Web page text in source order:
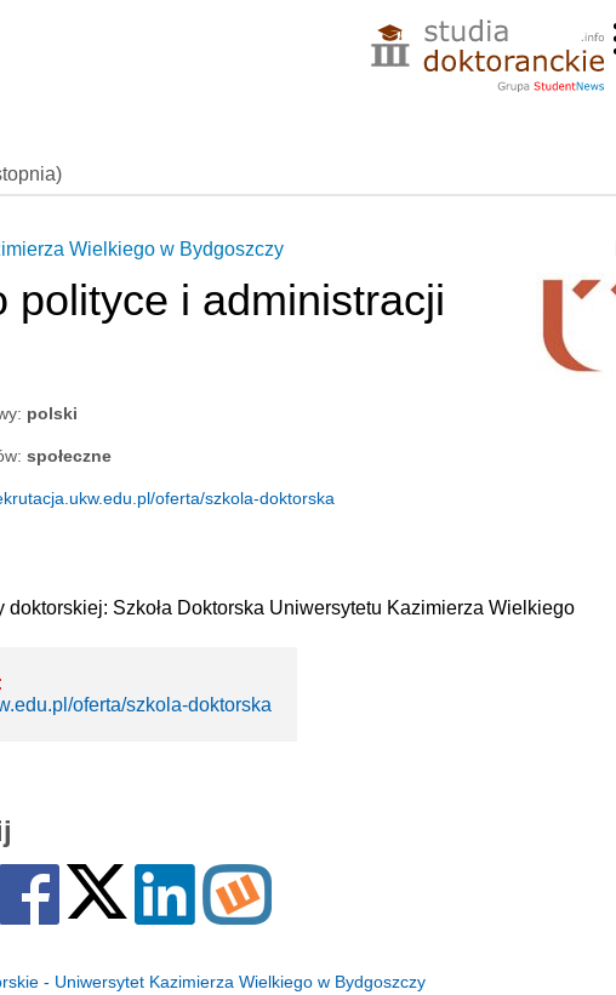
Wielkiego w Bydgoszczy
polityce i administracji
polski
społeczne
oferta/szkola-doktorska
doktorskiej: Szkoła Doktorska Uniwersytetu Kazimierza Wielkiego
oferta/szkola-doktorska
- Uniwersytet Kazimierza Wielkiego w Bydgoszczy